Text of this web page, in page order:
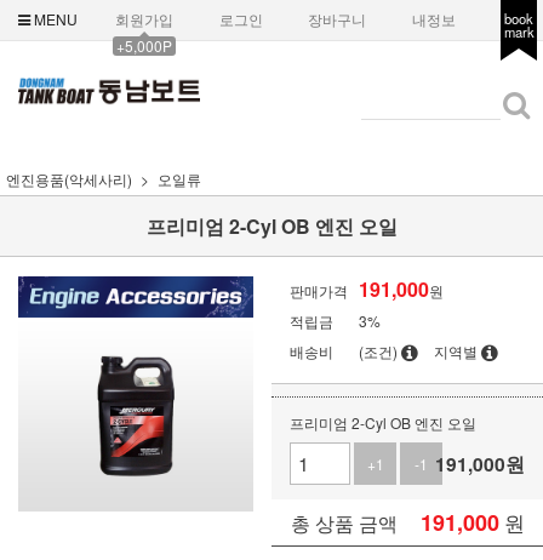
MENU
회원가입
+5,000P
로그인 장바구니 내정보 book
mark
엔진용품(악세사리) 오일류
프리미엄 2-Cyl OB 엔진 오일
판매가격 191,000원
적립금
3%
배송비
(조건) 지역별
프리미엄 2-Cyl OB 엔진 오일
+1
-1 191,000원
총 상품 금액 191,000 원